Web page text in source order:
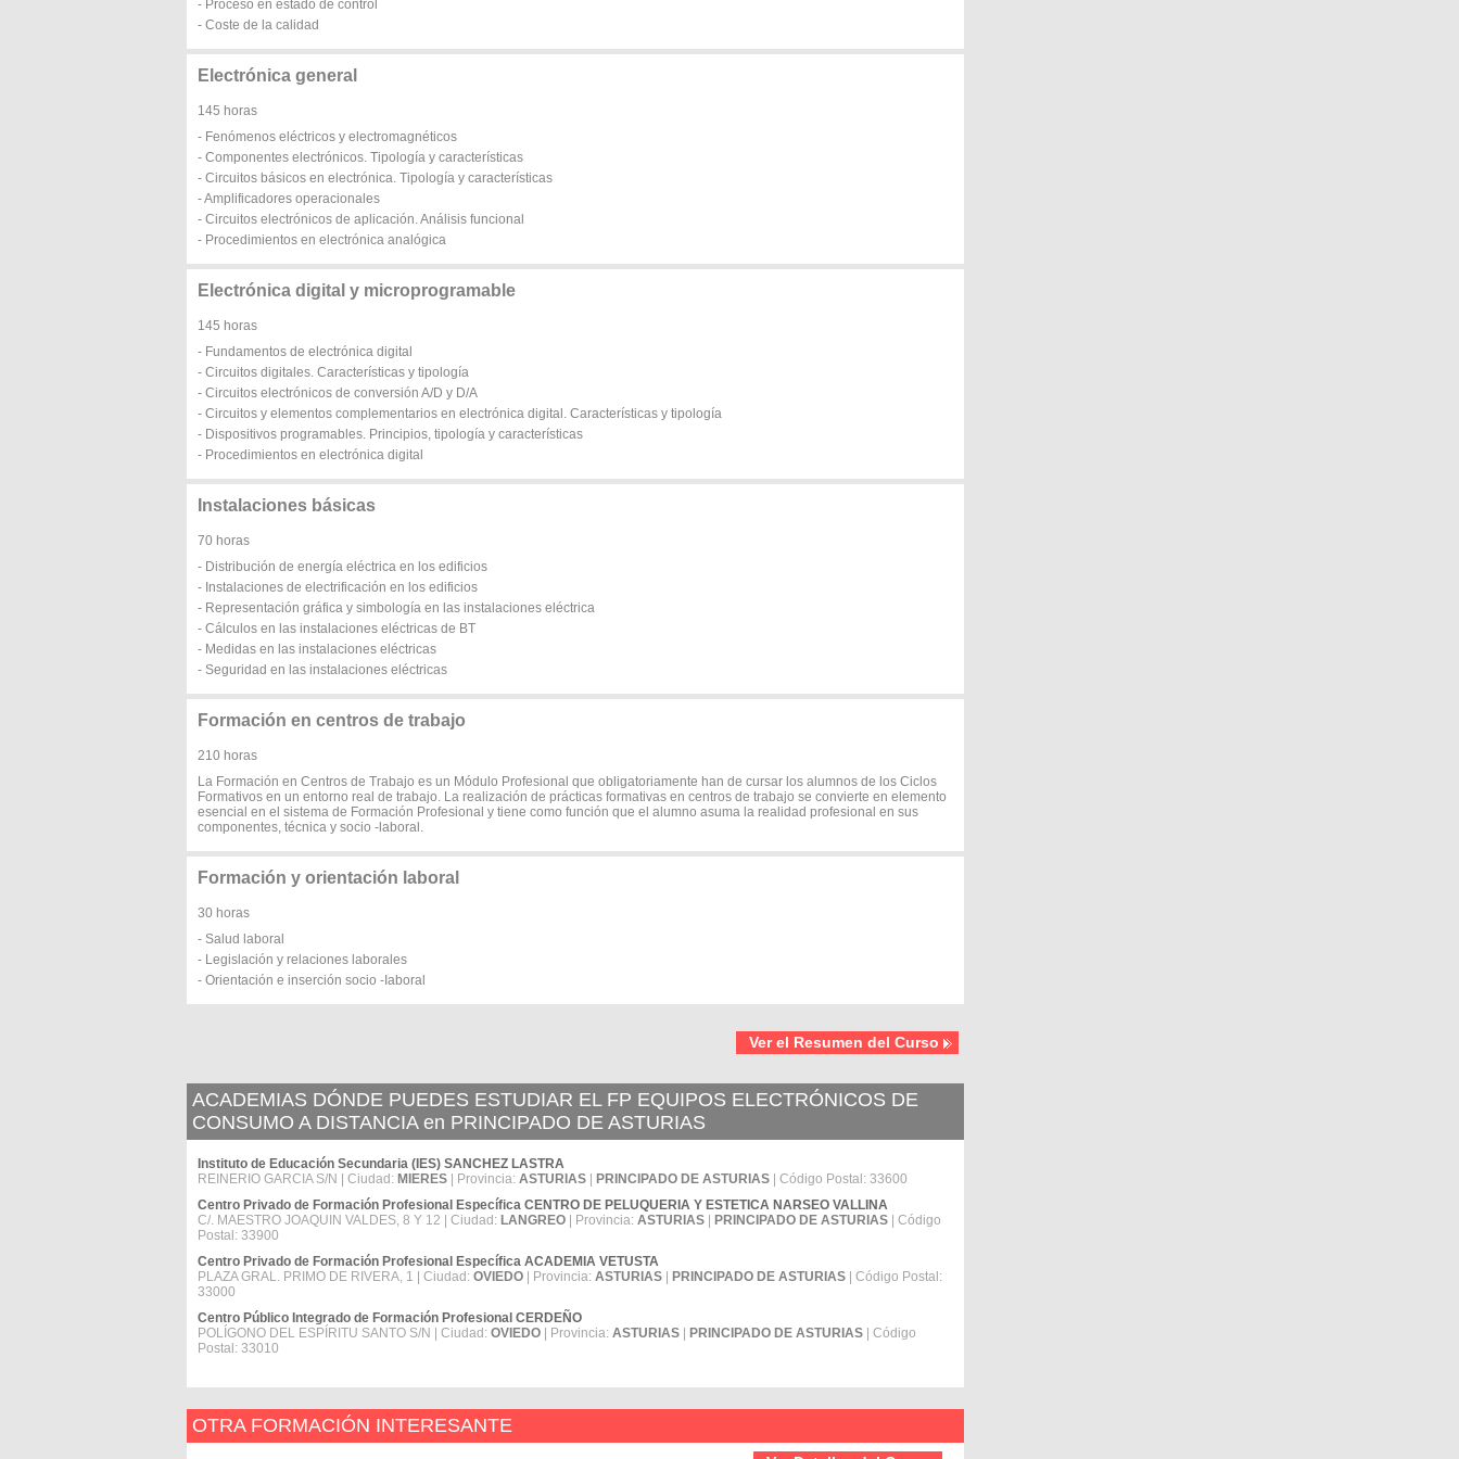
- Proceso en estado de control
- Coste de la calidad
Electrónica general
145 horas
- Fenómenos eléctricos y electromagnéticos
- Componentes electrónicos. Tipología y características
- Circuitos básicos en electrónica. Tipología y características
- Amplificadores operacionales
- Circuitos electrónicos de aplicación. Análisis funcional
- Procedimientos en electrónica analógica
Electrónica digital y microprogramable
145 horas
- Fundamentos de electrónica digital
- Circuitos digitales. Características y tipología
- Circuitos electrónicos de conversión A/D y D/A
- Circuitos y elementos complementarios en electrónica digital. Características y tipología
- Dispositivos programables. Principios, tipología y características
- Procedimientos en electrónica digital
Instalaciones básicas
70 horas
- Distribución de energía eléctrica en los edificios
- Instalaciones de electrificación en los edificios
- Representación gráfica y simbología en las instalaciones eléctrica
- Cálculos en las instalaciones eléctricas de BT
- Medidas en las instalaciones eléctricas
- Seguridad en las instalaciones eléctricas
Formación en centros de trabajo
210 horas
La Formación en Centros de Trabajo es un Módulo Profesional que obligatoriamente han de cursar los alumnos de los Ciclos
Formativos en un entorno real de trabajo. La realización de prácticas formativas en centros de trabajo se convierte en elemento
esencial en el sistema de Formación Profesional y tiene como función que el alumno asuma la realidad profesional en sus
componentes, técnica y socio -laboral.
Formación y orientación laboral
30 horas
- Salud laboral
- Legislación y relaciones laborales
- Orientación e inserción socio -Iaboral
Ver el Resumen del Curso
ACADEMIAS DÓNDE PUEDES ESTUDIAR EL FP EQUIPOS ELECTRÓNICOS DE
CONSUMO A DISTANCIA en PRINCIPADO DE ASTURIAS
Instituto de Educación Secundaria (IES) SANCHEZ LASTRA
REINERIO GARCIA S/N | Ciudad: MIERES | Provincia: ASTURIAS PRINCIPADO DE ASTURIAS | Código Postal: 33600
Centro Privado de Formación Profesional Específica CENTRO DE PELUQUERIA Y ESTETICA NARSEO VALLINA
C/. MAESTRO JOAQUIN VALDES, 8 Y 12 | Ciudad: LANGREO | Provincia: ASTURIAS PRINCIPADO DE ASTURIAS | Código
Postal: 33900
Centro Privado de Formación Profesional Específica ACADEMIA VETUSTA
PLAZA GRAL. PRIMO DE RIVERA, 1 | Ciudad: OVIEDO | Provincia: ASTURIAS PRINCIPADO DE ASTURIAS | Código Postal:
33000
Centro Público Integrado de Formación Profesional CERDEÑO
POLÍGONO DEL ESPÍRITU SANTO S/N | Ciudad: OVIEDO | Provincia: ASTURIAS PRINCIPADO DE ASTURIAS | Código
Postal: 33010
OTRA FORMACIÓN INTERESANTE